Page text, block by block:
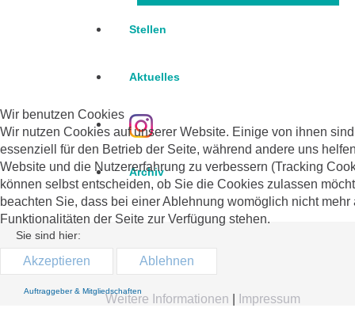
Stellen
Aktuelles
Archiv
Sie sind hier:
Auftraggeber & Mitgliedschaften
Wir benutzen Cookies
Wir nutzen Cookies auf unserer Website. Einige von ihnen sind
essenziell für den Betrieb der Seite, während andere uns
Website und die Nutzererfahrung zu verbessern (Tracking
können selbst entscheiden, ob Sie die Cookies zulassen
beachten Sie, dass bei einer Ablehnung womöglich nicht mehr
Funktionalitäten der Seite zur Verfügung stehen.
Akzeptieren Ablehnen
Weitere Informationen Impressum